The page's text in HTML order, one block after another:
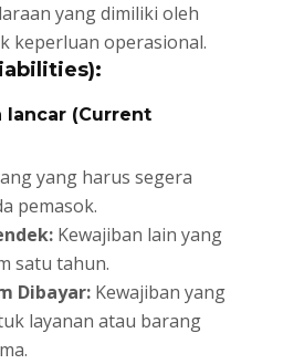
yang dimiliki oleh
keperluan operasional.
lancar (Current
yang harus segera
pemasok.
Kewajiban lain yang
satu tahun.
Dibayar:Kewajiban yang
layanan atau barang